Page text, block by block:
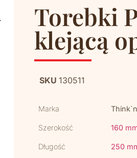
Torebki
klejącą
SKU 130511
Marka
Szerokość 160
Długość 250